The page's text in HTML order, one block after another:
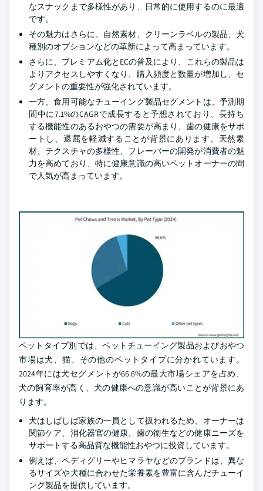
なスナックまで多様性があり、日常的に使用するのに最適
です。
その魅力はさらに、自然素材、クリーンラベルの製品、犬
種別のオプションなどの革新によって高まっています。
さらに、プレミアム化とECの普及により、これらの製品は
よりアクセスしやすくなり、購入頻度と数量が増加し、セ
グメントの重要性が強化されています。
一方、食用可能なチューイング製品セグメントは、予測期
間中に7.1%のCAGRで成長すると予想されており、長持ち
する機能性のあるおやつの需要が高まり、歯の健康をサポ
ートし、退屈を軽減することが背景にあります。天然素
材、テクスチャの多様性、フレーバーの開発が消費者の魅
力を高めており、特に健康意識の高いペットオーナーの間
で人気が高まっています。
ペットタイプ別では、ペットチューイング製品およびおやつ
市場は犬、猫、その他のペットタイプに分かれています。
2024年には犬セグメントが66.6%の最大市場シェアを占め、
犬の飼育率が高く、犬の健康への意識が高いことが背景にあ
ります。
犬はしばしば家族の一員として扱われるため、オーナーは
関節ケア、消化器官の健康、歯の衛生などの健康ニーズを
サポートする高品質な機能性おやつに投資しています。
例えば、ペディグリーやヒマラヤなどのブランドは、異な
るサイズや犬種に合わせた栄養素を豊富に含んだチューイ
ング製品を提供しています。